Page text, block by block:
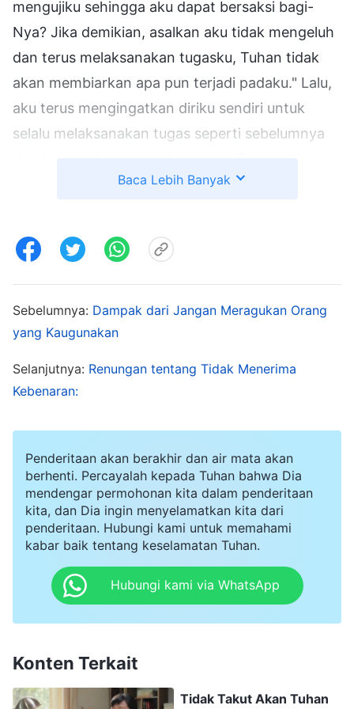
mengujiku sehingga aku dapat bersaksi bagi-
Nya? Jika demikian, asalkan aku tidak mengeluh
dan terus melaksanakan tugasku, Tuhan tidak
akan membiarkan apa pun terjadi padaku." Lalu,
aku terus mengingatkan diriku sendiri untuk
selalu melaksanakan tugas seperti sebelumnya
kondisiku akan segera berbalik. Namun, hal-hal
kondisiku bukan cuma tidak membaik, tetapi
malah terus memburuk. Aku terus-menerus
demam dan merasa sangat kesakitan di sekujur
tubuhku, terutama tenggorokanku yang sakit
dan bengkak. Kapan pun aku mencoba makan
atau minum, rasanya seperti aku menelan pisau,
dan ketika aku mencoba untuk tidur di malam
bernapas melalui mulut, yang membuat
tenggorokanku makin sakit dan kering. Aku
mulai mengeluh dalam hati, "Mengapa penyakit
ini tidak kunjung membaik?" Khususnya, ada dua
malam saat dadaku terasa sesak dan kesulitan
bernapas. Aku memikirkan bayangan mereka
yang telah meninggal karena gagal pernapasan
khawatir, "Bagaimana mungkin kondisiku makin
memburuk? Apakah aku akan mati? Apakah
Baca Lebih Banyak
Sebelumnya: Dampak dari Jangan Meragukan Orang
yang Kaugunakan
Selanjutnya: Renungan tentang Tidak Menerima
Kebenaran:
Penderitaan akan berakhir dan air mata akan
berhenti. Percayalah kepada Tuhan bahwa Dia
mendengar permohonan kita dalam penderitaan
kita, dan Dia ingin menyelamatkan kita dari
penderitaan. Hubungi kami untuk memahami
kabar baik tentang keselamatan Tuhan.
Hubungi kami via WhatsApp
Konten Terkait
Tidak Takut Akan Tuhan